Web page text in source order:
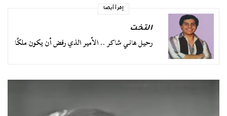
إقرأ أيضا
التخت
رحيل هاني شاكر .. الأمير الذي رفض أن يكون ملكًا